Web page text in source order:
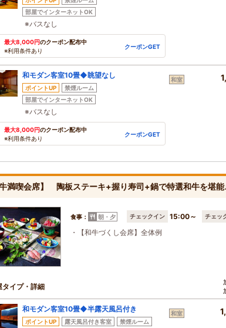
部屋でインターネットOK
※バスなし
最大8,000円のクーポン配布中
※利用条件あり
クーポンGET
和モダン客室10畳◆眺望なし
ポイントUP
禁煙ルーム
部屋でインターネットOK
※バスなし
最大8,000円のクーポン配布中
※利用条件あり
クーポンGET
和室
満喫会席】 陶板ステーキ+握り寿司+鍋で特選和牛を堪能
食事： 朝・夕 チェックイン 15:00～ チェッ
・【和牛づくし会席】全体例
タイプ・詳細
和モダン客室10畳◆半露天風呂付き
ポイントUP 露天風呂付き客室
禁煙ルーム
和室